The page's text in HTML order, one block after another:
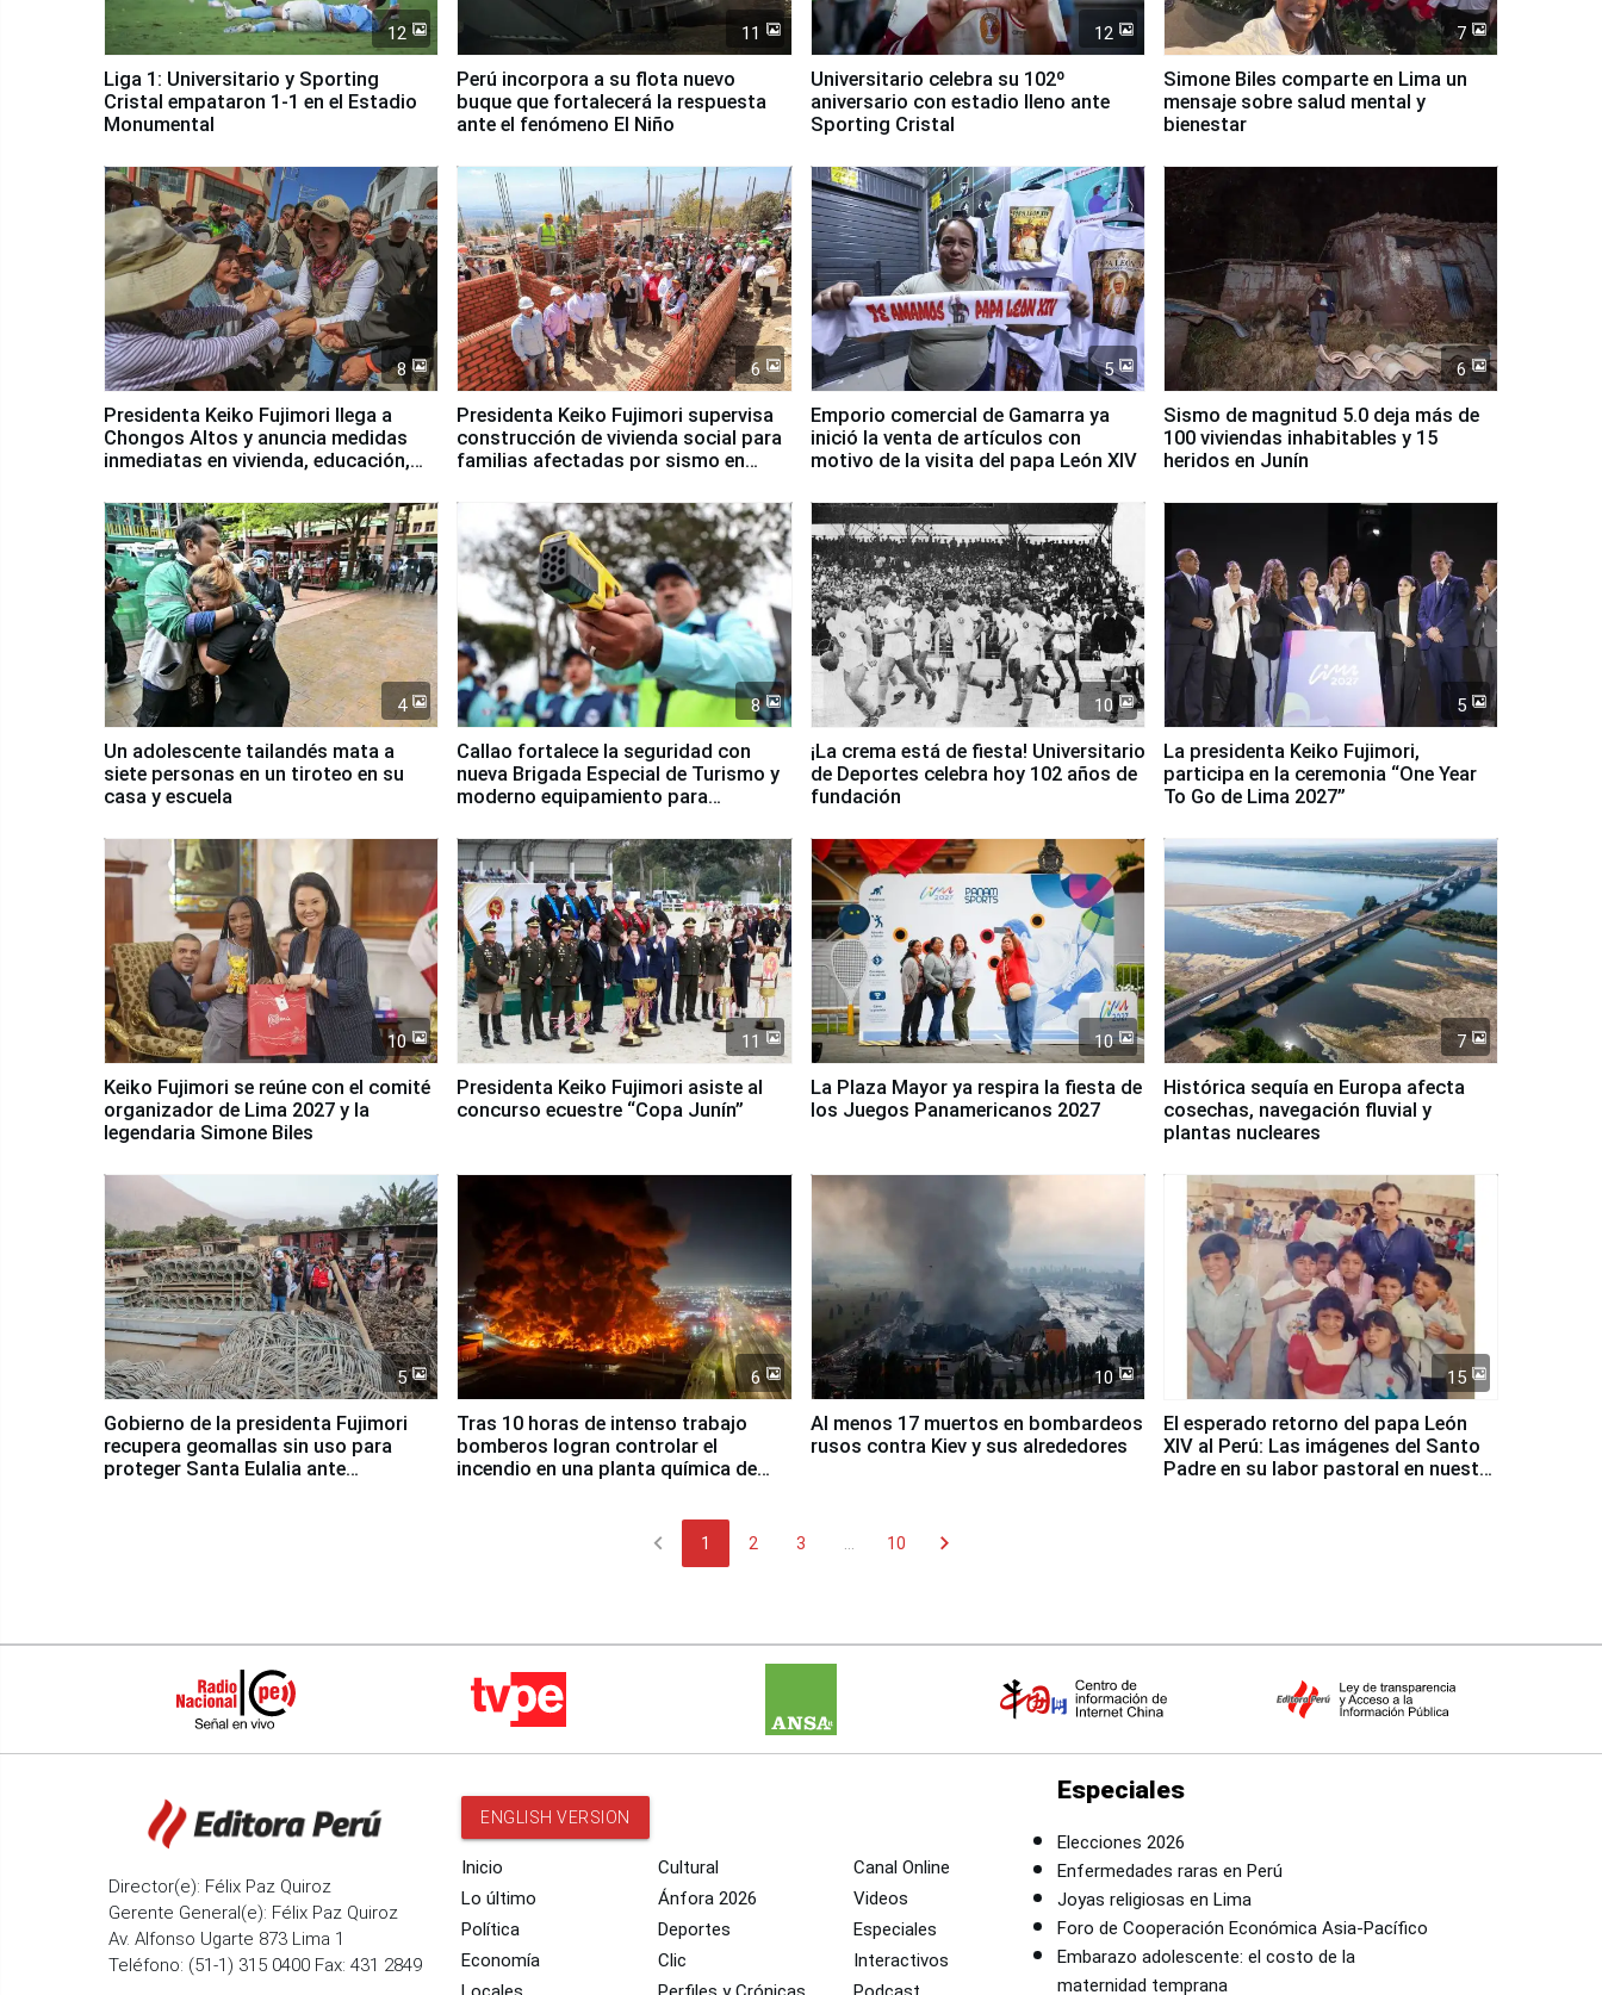
12
Liga 1: Universitario y Sporting
Cristal empataron 1-1 en el Estadio
Monumental
11
Perú incorpora a su flota nuevo
buque que fortalecerá la respuesta
ante el fenómeno El Niño
12
Universitario celebra su 102º
aniversario con estadio lleno ante
Sporting Cristal
7
Simone Biles comparte en Lima un
mensaje sobre salud mental y
bienestar
8
Presidenta Keiko Fujimori llega a
Chongos Altos y anuncia medidas
inmediatas en vivienda, educación,
6
Presidenta Keiko Fujimori supervisa
construcción de vivienda social para
familias afectadas por sismo en
5
Emporio comercial de Gamarra ya
inició la venta de artículos con
motivo de la visita del papa León XIV
6
Sismo de magnitud 5.0 deja más de
100 viviendas inhabitables y 15
heridos en Junín
4
Un adolescente tailandés mata a
siete personas en un tiroteo en su
casa y escuela
8
Callao fortalece la seguridad con
nueva Brigada Especial de Turismo y
moderno equipamiento para
10
¡La crema está de fiesta! Universitario
de Deportes celebra hoy 102 años de
fundación
5
La presidenta Keiko Fujimori,
participa en la ceremonia “One Year
To Go de Lima 2027”
10
Keiko Fujimori se reúne con el comité
organizador de Lima 2027 y la
legendaria Simone Biles
11
Presidenta Keiko Fujimori asiste al
concurso ecuestre “Copa Junín”
10
La Plaza Mayor ya respira la fiesta de
los Juegos Panamericanos 2027
7
Histórica sequía en Europa afecta
cosechas, navegación fluvial y
plantas nucleares
5
Gobierno de la presidenta Fujimori
recupera geomallas sin uso para
proteger Santa Eulalia ante
6
Tras 10 horas de intenso trabajo
bomberos logran controlar el
incendio en una planta química de
10
Al menos 17 muertos en bombardeos
rusos contra Kiev y sus alrededores
15
El esperado retorno del papa León
XIV al Perú: Las imágenes del Santo
Padre en su labor pastoral en nuestro
chevron_left 1 2 3 10 chevron_right
Director(e): Félix Paz Quiroz
Gerente General(e): Félix Paz Quiroz
Av. Alfonso Ugarte 873 Lima 1
Teléfono: (51-1) 315 0400 Fax: 431 2849
ENGLISH VERSION
Inicio
Lo último
Política
Economía
Cultural
Ánfora 2026
Deportes
Clic
Canal Online
Videos
Especiales
Interactivos
Especiales
Elecciones 2026
Enfermedades raras en Perú
Joyas religiosas en Lima
Foro de Cooperación Económica Asia-Pacífico
Embarazo adolescente: el costo de la
maternidad temprana